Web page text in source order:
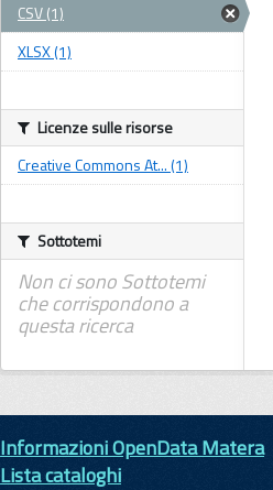
CSV (1)
XLSX (1)
Licenze sulle risorse
Creative Commons At... (1)
Sottotemi
Non ci sono Sottotemi
che corrispondono a
questa ricerca
Informazioni OpenData Matera
Lista cataloghi